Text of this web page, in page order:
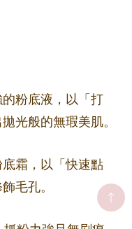
的粉底液，以「打
光般的無瑕美肌。
底霜，以「快速點
毛孔。